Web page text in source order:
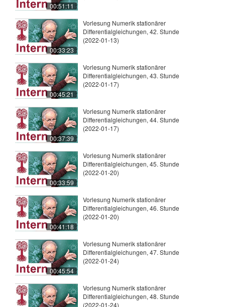
00:51:11
00:33:23
Vorlesung Numerik stationärer
Differentialgleichungen, 42. Stunde
(2022-01-13)
00:45:21
Vorlesung Numerik stationärer
Differentialgleichungen, 43. Stunde
(2022-01-17)
00:37:39
Vorlesung Numerik stationärer
Differentialgleichungen, 44. Stunde
(2022-01-17)
00:33:59
Vorlesung Numerik stationärer
Differentialgleichungen, 45. Stunde
(2022-01-20)
00:41:18
Vorlesung Numerik stationärer
Differentialgleichungen, 46. Stunde
(2022-01-20)
00:45:54
Vorlesung Numerik stationärer
Differentialgleichungen, 47. Stunde
(2022-01-24)
Vorlesung Numerik stationärer
Differentialgleichungen, 48. Stunde
(2022-01-24)